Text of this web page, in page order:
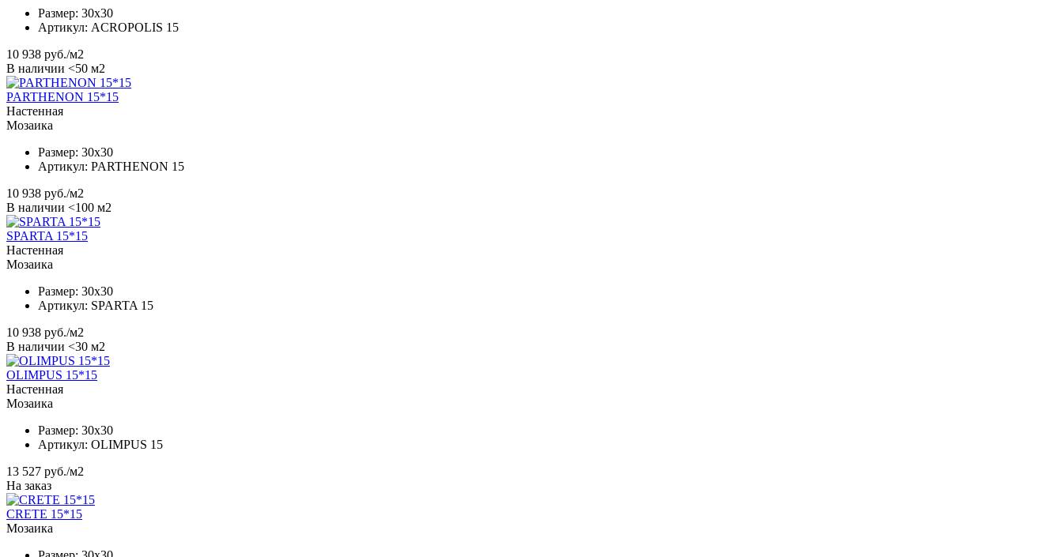
Размер: 30x30
Артикул: ACROPOLIS 15
10 938 руб./м2
В наличии <50 м2
PARTHENON 15*15
Настенная
Мозаика
Размер: 30x30
Артикул: PARTHENON 15
10 938 руб./м2
В наличии <100 м2
SPARTA 15*15
Настенная
Мозаика
Размер: 30x30
Артикул: SPARTA 15
10 938 руб./м2
В наличии <30 м2
OLIMPUS 15*15
Настенная
Мозаика
Размер: 30x30
Артикул: OLIMPUS 15
13 527 руб./м2
На заказ
CRETE 15*15
Мозаика